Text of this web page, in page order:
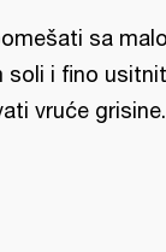
sa malo
soli i fino
vruće grisine.